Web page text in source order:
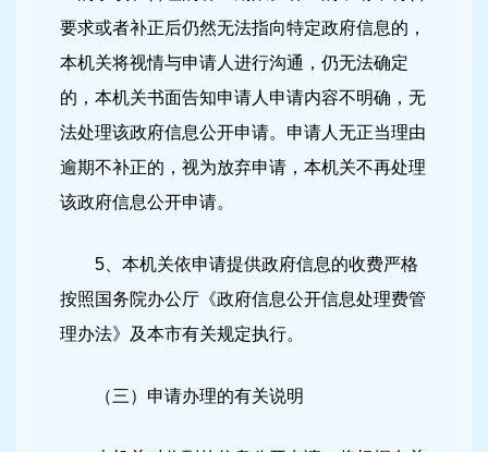
要求或者补正后仍然无法指向特定政府信息的，
本机关将视情与申请人进行沟通，仍无法确定
的，本机关书面告知申请人申请内容不明确，无
法处理该政府信息公开申请。申请人无正当理由
逾期不补正的，视为放弃申请，本机关不再处理
该政府信息公开申请。
5、本机关依申请提供政府信息的收费严格
按照国务院办公厅《政府信息公开信息处理费管
理办法》及本市有关规定执行。
（三）申请办理的有关说明